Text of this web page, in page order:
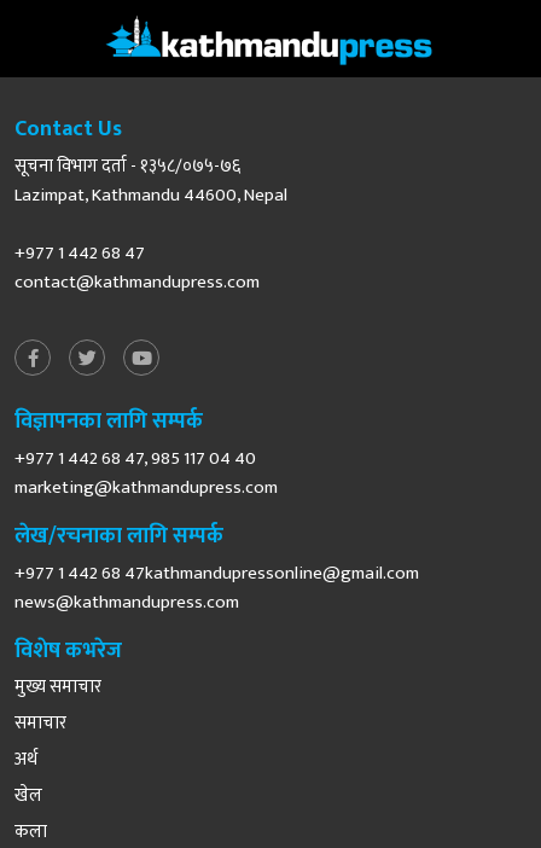
Contact Us
सूचना विभाग दर्ता - १३५८/०७५-७६
Lazimpat, Kathmandu 44600, Nepal
+977 1 442 68 47
contact@kathmandupress.com
विज्ञापनका लागि सम्पर्क
+977 1 442 68 47, 985 117 04 40
marketing@kathmandupress.com
लेख/रचनाका लागि सम्पर्क
+977 1 442 68 47kathmandupressonline@gmail.com
news@kathmandupress.com
विशेष कभरेज
मुख्य समाचार
समाचार
अर्थ
खेल
कला